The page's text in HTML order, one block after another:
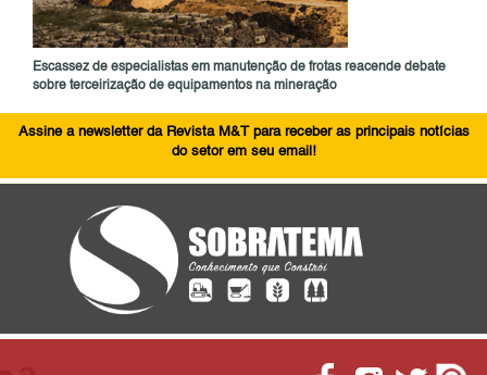
Escassez de especialistas em manutenção de frotas reacende debate
sobre terceirização de equipamentos na mineração
Assine a newsletter da Revista M&T para receber as principais notícias
do setor em seu email!